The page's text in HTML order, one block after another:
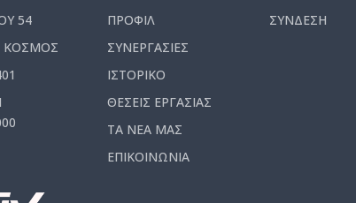
54
ΚΟΣΜΟΣ
ΠΡΟΦΙΛ
ΣΥΝΕΡΓΑΣΙΕΣ
ΙΣΤΟΡΙΚΟ
ΘΕΣΕΙΣ ΕΡΓΑΣΙΑΣ
ΤΑ ΝΕΑ ΜΑΣ
ΕΠΙΚΟΙΝΩΝΙΑ
ΣΥΝΔΕΣΗ